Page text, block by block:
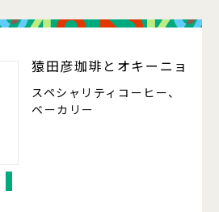
猿田彦珈琲とオキーニョ
スペシャリティコーヒー、
ベーカリー